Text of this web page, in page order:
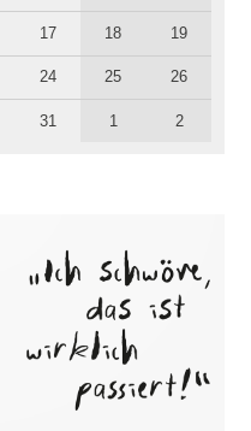
17 18 19
24 25 26
31 1 2